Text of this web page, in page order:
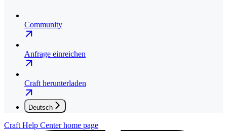
Community
Anfrage einreichen
Craft herunterladen
Deutsch
Craft Help Centerhome page